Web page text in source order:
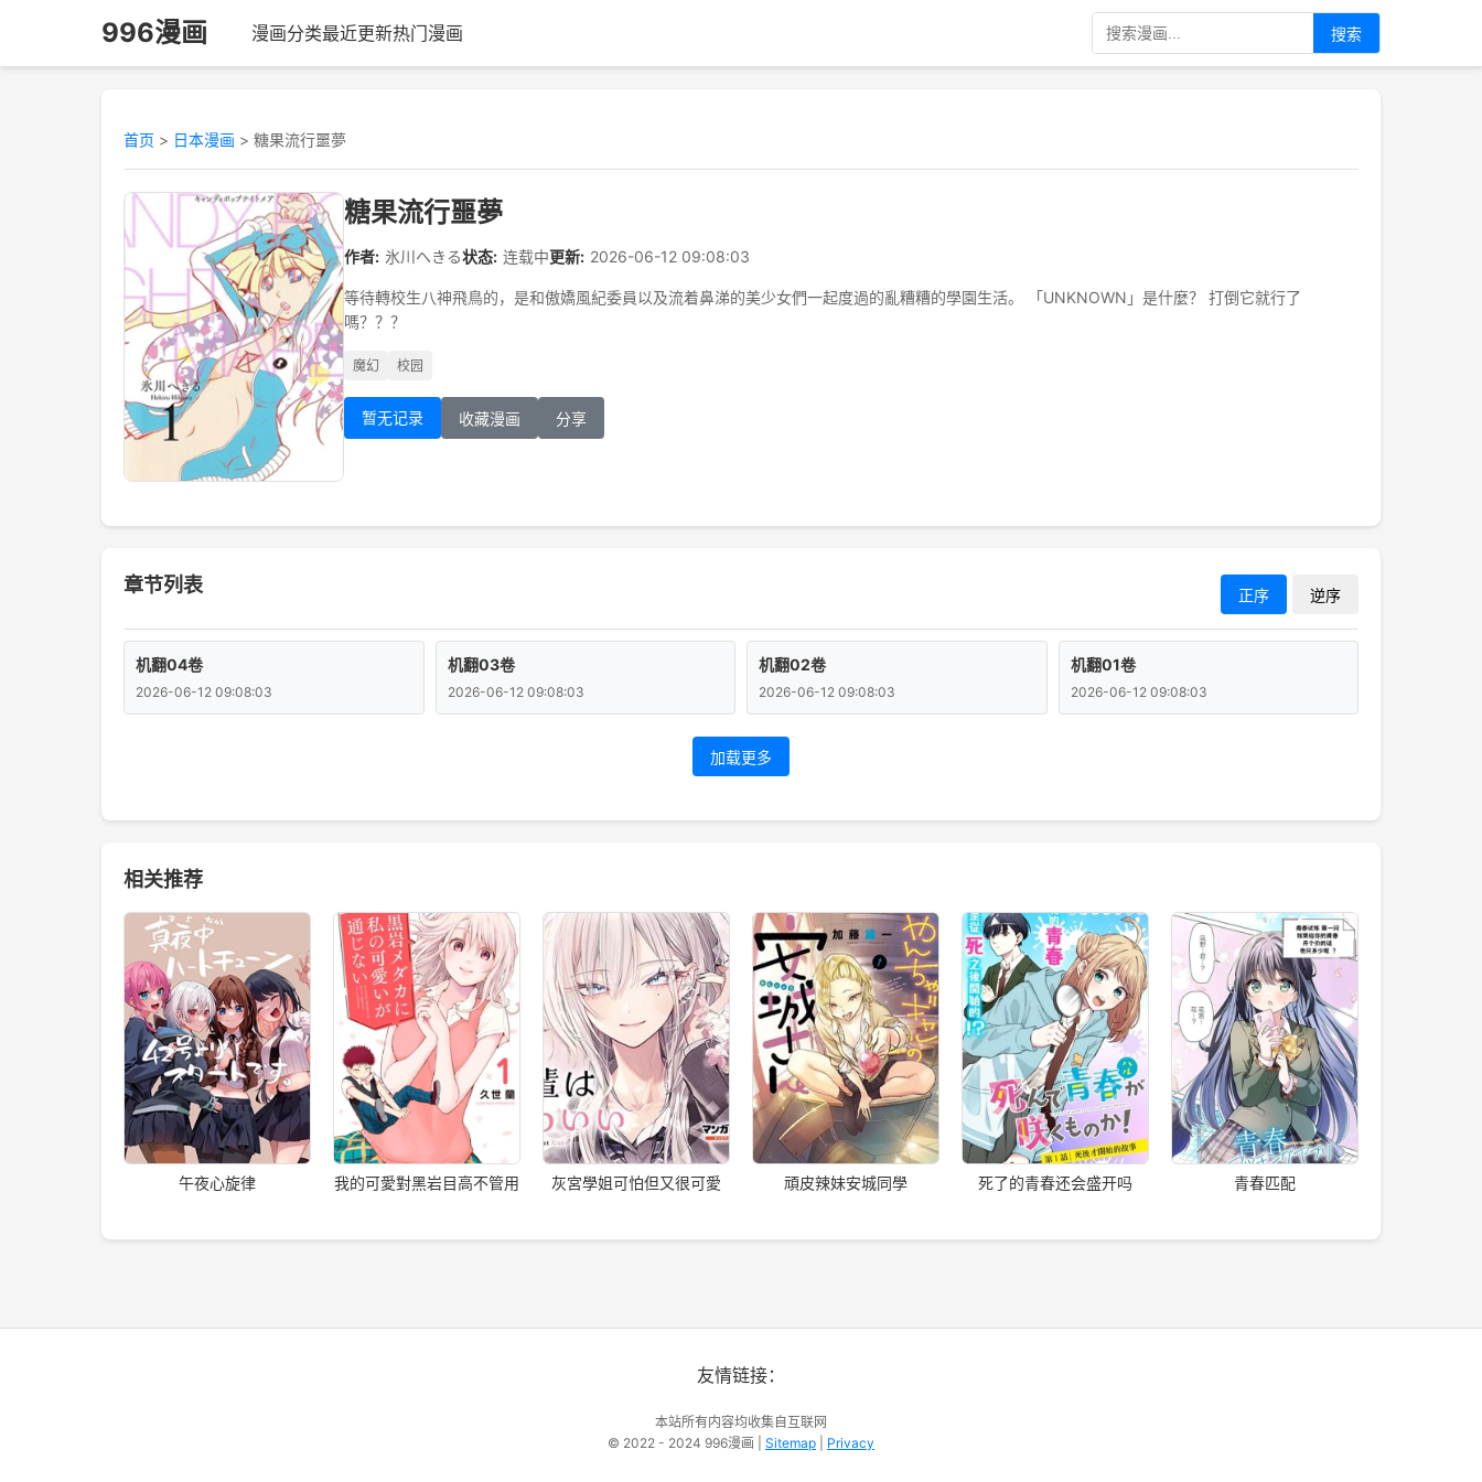
996漫画 漫画分类最近更新热门漫画 搜索
首页 > 日本漫画 > 糖果流行噩夢
糖果流行噩夢
作者: 氷川へきる状态: 连载中更新: 2026-06-12 09:08:03
等待轉校生八神飛鳥的，是和傲嬌風紀委員以及流着鼻涕的美少女們一起度過的亂糟糟的學園生活。 「UNKNOWN」是什麼？ 打倒它就行了
嗎？？？
魔幻 校园
暂无记录 收藏漫画 分享
章节列表 正序 逆序
机翻04卷
2026-06-12 09:08:03
机翻03卷
2026-06-12 09:08:03
机翻02卷
2026-06-12 09:08:03
机翻01卷
2026-06-12 09:08:03
加载更多
相关推荐
午夜心旋律 我的可愛對黑岩目高不管用 灰宮學姐可怕但又很可愛 頑皮辣妹安城同學 死了的青春还会盛开吗 青春匹配
友情链接：
本站所有内容均收集自互联网
© 2022 - 2024 996漫画 | Sitemap Privacy